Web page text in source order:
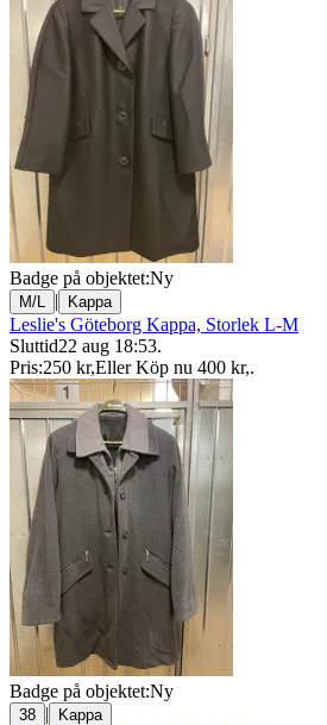
Badge på objektet:Ny
M/L | Kappa
Leslie's Göteborg Kappa, Storlek L-M
Sluttid22 aug 18:53.
Pris:250 kr,Eller Köp nu 400 kr,.
Badge på objektet:Ny
38 | Kappa